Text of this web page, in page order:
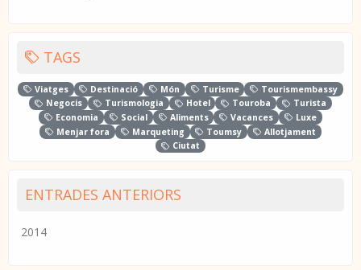
TAGS
Viatges Destinació Món Turisme
Tourismembassy
Negocis
Turismologia Hotel Touroba
Turista
Economia
Social Aliments Vacances
Luxe
Menjar fora
Marqueting Toumsy
Allotjament
Ciutat
ENTRADES ANTERIORS
2014